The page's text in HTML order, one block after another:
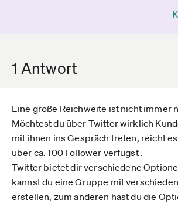
1 Antwort
Eine große Reichweite ist nicht immer
Möchtest du über Twitter wirklich
mit ihnen ins Gespräch treten, reicht
über ca. 100 Follower verfügst .
Twitter bietet dir verschiedene
kannst du eine Gruppe mit
erstellen, zum anderen hast du die